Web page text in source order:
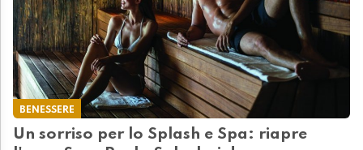
BENESSERE
Un sorriso per lo Splash e Spa: riapre